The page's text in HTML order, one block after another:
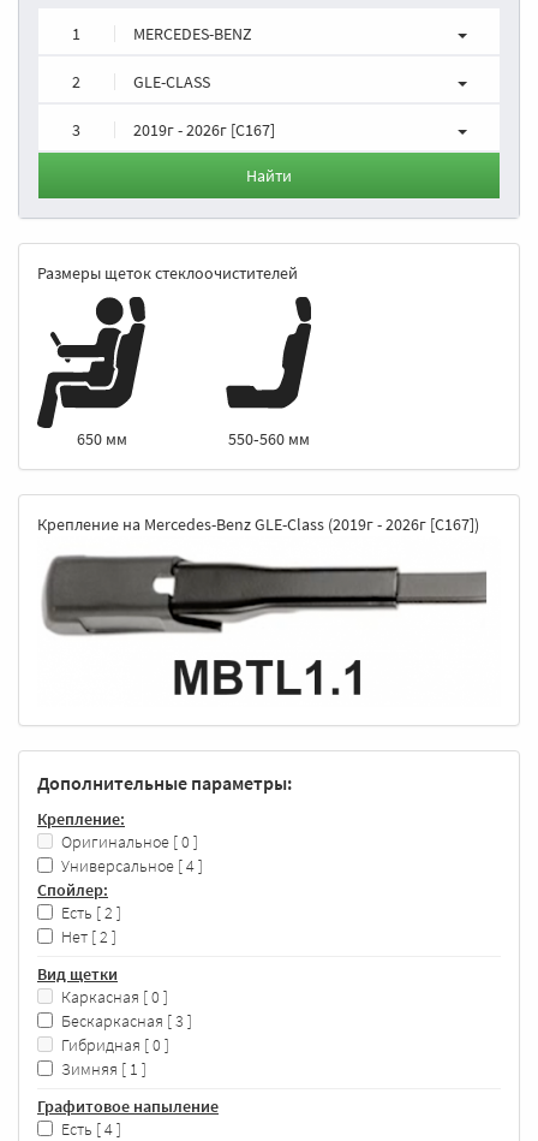
1 MERCEDES-BENZ
2 GLE-CLASS
3 2019г - 2026г [C167]
Найти
Размеры щеток стеклоочистителей
650 мм 550‑560 мм
Крепление на Mercedes-Benz GLE-Class (2019г - 2026г [C167])
Дополнительные параметры:
Крепление:
Оригинальное [ 0 ]
Универсальное [ 4 ]
Спойлер:
Есть [ 2 ]
Нет [ 2 ]
Вид щетки
Каркасная [ 0 ]
Бескаркасная [ 3 ]
Гибридная [ 0 ]
Зимняя [ 1 ]
Графитовое напыление
Есть [ 4 ]